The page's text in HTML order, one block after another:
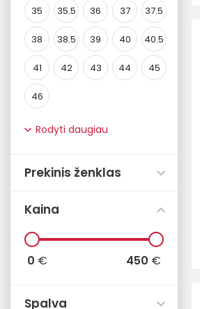
35 35.5 36 37 37.5
38 38.5 39 40 40.5
41 42 43 44 45
46
Rodyti daugiau
Prekinis ženklas
Kaina
0 € 450 €
Spalva